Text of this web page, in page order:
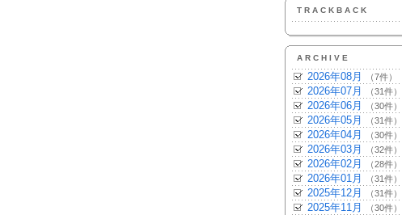
TRACKBACK
ARCHIVE
2026年08月 （7件）
2026年07月 （31件）
2026年06月 （30件）
2026年05月 （31件）
2026年04月 （30件）
2026年03月 （32件）
2026年02月 （28件）
2026年01月 （31件）
2025年12月 （31件）
2025年11月 （30件）